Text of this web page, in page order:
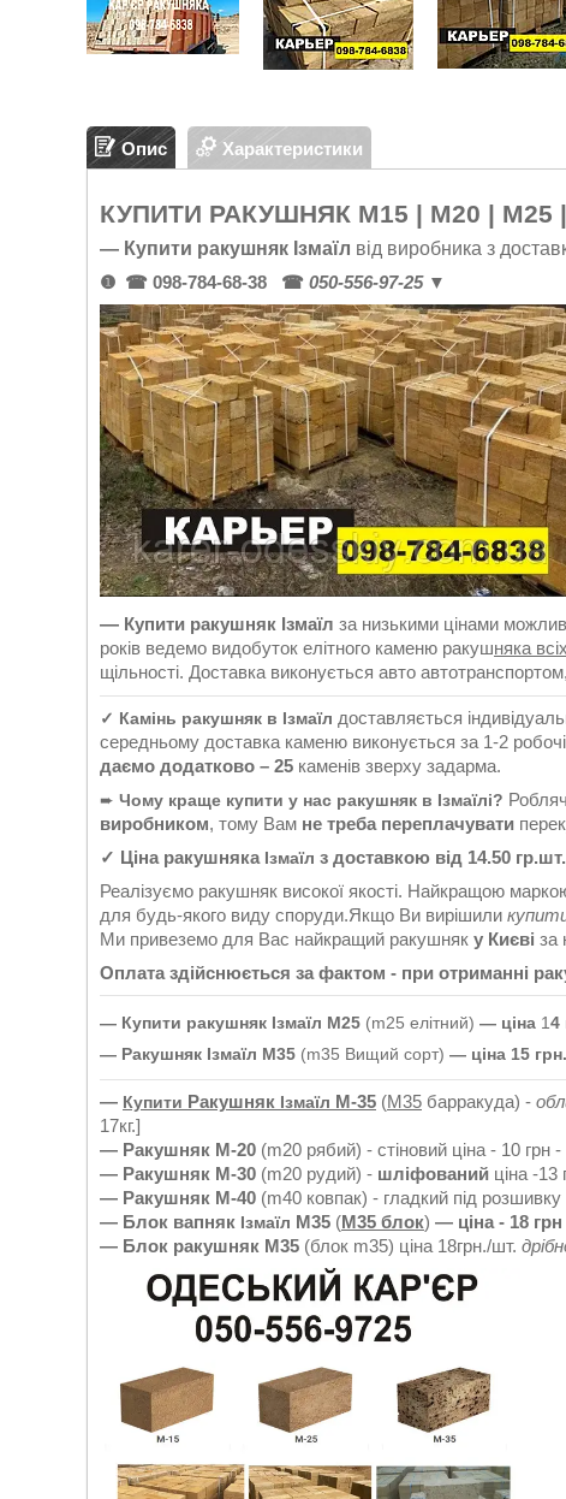
Опис Характеристики
КУПИТИ РАКУШНЯК М15 | М20 | М25
— Купити ракушняк Ізмаїл від виробника з
❶ ☎ 098-784-68-38 ☎ 050-556-97-25▼
— Купити ракушняк Ізмаїл за низькими цінами
років ведемо видобуток елітного каменю ракушняка
щільності. Доставка виконується авто
✓ Камінь ракушняк в Ізмаїл доставляється
середньому доставка каменю виконується за 1-2
даємо додатково – 25 каменів зверху задарма.
➨ Чому краще купити у нас ракушняк в Ізмаїлі?
виробником, тому Вам не треба переплачувати
✓ Ціна ракушняка Ізмаїл з доставкою від 14.50 гр.шт.
Реалізуємо ракушняк високої якості. Найкращою
для будь-якого виду споруди.Якщо Ви вирішили
Ми привеземо для Вас найкращий ракушняк у Києві за
Оплата здійснюється за фактом - при отриманні
— Купити ракушняк Ізмаїл М25 (m25 елітний) — ціна 14
— Ракушняк Ізмаїл М35 (m35 Вищий сорт) — ціна 15
— Купити Ракушняк Ізмаїл М-35 (M35 барракуда) -
17кг.]
— Ракушняк М-20 (m20 рябий) - стіновий ціна - 10 грн
— Ракушняк М-30 (m20 рудий) - шліфований ціна -13
— Ракушняк М-40 (m40 ковпак) - гладкий під
— Блок вапняк Ізмаїл М35 (M35 блок) — ціна - 18 грн
— Блок ракушняк М35 (блок m35) ціна 18грн./шт.